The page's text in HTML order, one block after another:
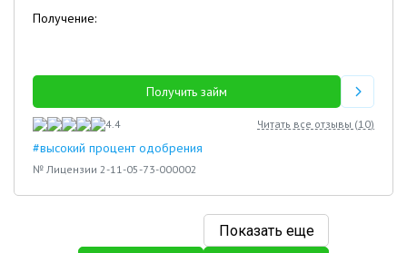
Получение:
Получить займ
4.4 Читать все отзывы (10)
#высокий процент одобрения
№ Лицензии 2-11-05-73-000002
Показать еще